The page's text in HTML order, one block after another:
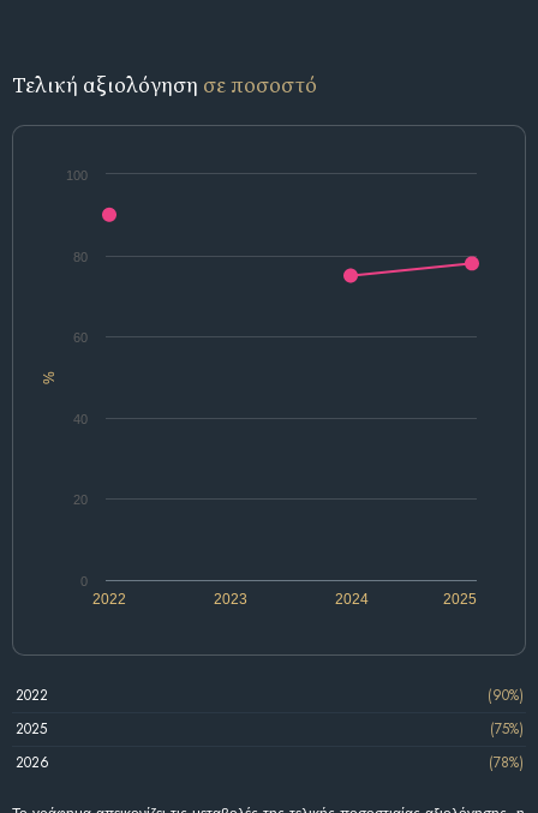
Τελική αξιολόγηση σε ποσοστό
%
2022 2024
2023 2025
0
20
40
60
80
100
2022
(90%)
2025
(75%)
2026
(78%)